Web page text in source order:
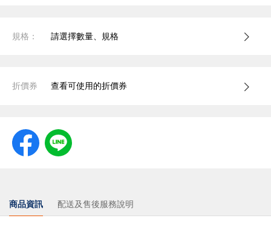
規格： 請選擇數量、規格
折價券 查看可使用的折價券
商品資訊 配送及售後服務說明